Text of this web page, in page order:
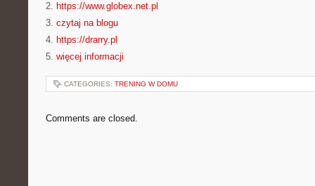
2. https://www.globex.net.pl
3. czytaj na blogu
4. https://drarry.pl
5. więcej informacji
CATEGORIES: TRENING W DOMU
Comments are closed.